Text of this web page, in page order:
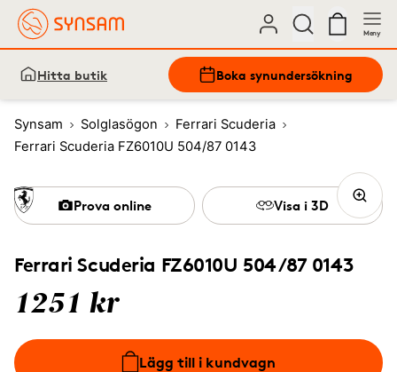
Meny
Hitta butik Boka synundersökning
Synsam Solglasögon
Ferrari Scuderia
Ferrari Scuderia FZ6010U 504/87 0143
Ferrari Scuderia FZ6010U 504/87 0143
1251 kr
Lägg till i kundvagn
Prova online Visa i 3D